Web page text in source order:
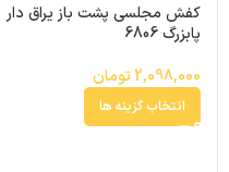
کفش مجلسی پشت باز یراق دار
پابزرگ 6806
2,098,000تومان
انتخاب گزینه ها